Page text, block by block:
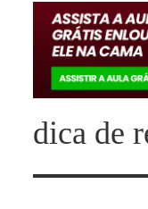
dica de